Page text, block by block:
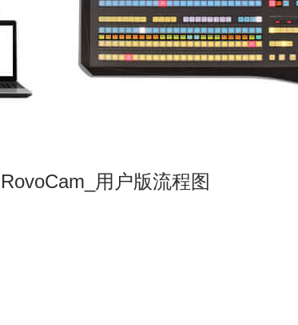
RovoCam_用户版流程图